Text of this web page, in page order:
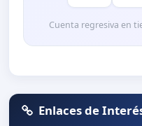
Cuenta regresiva en
Enlaces de